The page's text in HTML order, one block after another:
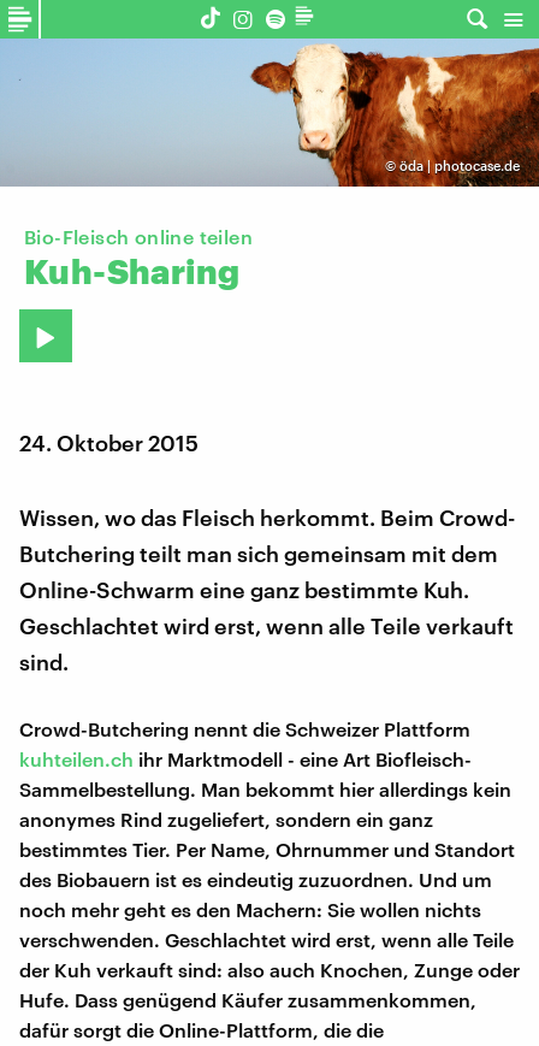
©öda | photocase.de
Bio-Fleisch online teilen
Kuh-Sharing
24. Oktober 2015
Wissen, wo das Fleisch herkommt. Beim Crowd-
Butchering teilt man sich gemeinsam mit dem
Online-Schwarm eine ganz bestimmte Kuh.
Geschlachtet wird erst, wenn alle Teile verkauft
sind.
Crowd-Butchering nennt die Schweizer Plattform
kuhteilen.ch ihr Marktmodell - eine Art Biofleisch-
Sammelbestellung. Man bekommt hier allerdings kein
anonymes Rind zugeliefert, sondern ein ganz
bestimmtes Tier. Per Name, Ohrnummer und Standort
des Biobauern ist es eindeutig zuzuordnen. Und um
noch mehr geht es den Machern: Sie wollen nichts
verschwenden. Geschlachtet wird erst, wenn alle Teile
der Kuh verkauft sind: also auch Knochen, Zunge oder
Hufe. Dass genügend Käufer zusammenkommen,
dafür sorgt die Online-Plattform, die die